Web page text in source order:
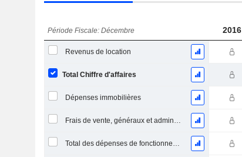
Période Fiscale: Décembre 2016
Revenus de location
Total Chiffre d'affaires
Dépenses immobilières
Frais de vente, généraux et administratifs, total
Total des dépenses de fonctionnement